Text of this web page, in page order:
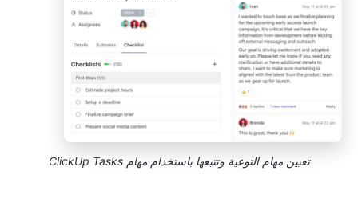
تعيين مهام التوعية وتتبعها باستخدام مهام ClickUp Tasks